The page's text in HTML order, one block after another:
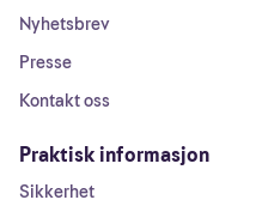
Nyhetsbrev
Presse
Kontakt oss
Praktisk informasjon
Sikkerhet